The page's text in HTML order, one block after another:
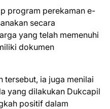
program perekaman e-
secara
yang telah memenuhi
dokumen
tersebut, ia juga menilai
yang dilakukan Dukcapil
positif dalam